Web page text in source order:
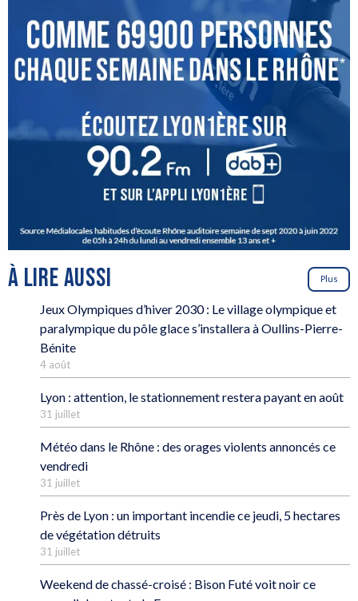
À LIRE AUSSI Plus
Jeux Olympiques d’hiver 2030 : Le village olympique et
paralympique du pôle glace s’installera à Oullins-Pierre-
Bénite
4 août
Lyon : attention, le stationnement restera payant en août
31 juillet
Météo dans le Rhône : des orages violents annoncés ce
vendredi
31 juillet
Près de Lyon : un important incendie ce jeudi, 5 hectares
de végétation détruits
31 juillet
Weekend de chassé-croisé : Bison Futé voit noir ce